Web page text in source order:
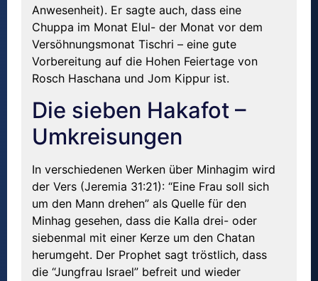
Anwesenheit). Er sagte auch, dass eine
Chuppa im Monat Elul- der Monat vor dem
Versöhnungsmonat Tischri – eine gute
Vorbereitung auf die Hohen Feiertage von
Rosch Haschana und Jom Kippur ist.
Die sieben Hakafot –
Umkreisungen
In verschiedenen Werken über Minhagim wird
der Vers (Jeremia 31:21): “Eine Frau soll sich
um den Mann drehen” als Quelle für den
Minhag gesehen, dass die Kalla drei- oder
siebenmal mit einer Kerze um den Chatan
herumgeht. Der Prophet sagt tröstlich, dass
die “Jungfrau Israel” befreit und wieder